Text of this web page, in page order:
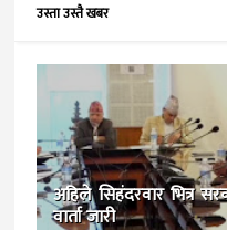
उस्ता उस्तै खबर
अहिले सिहंदरवार भित्र
वार्ता जारी